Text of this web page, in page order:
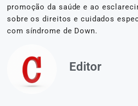
promoção da saúde e ao
sobre os direitos e cuidados
com síndrome de Down.
Editor